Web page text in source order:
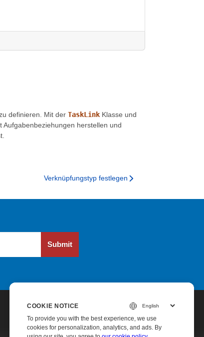
definieren. Mit der TaskLink Klasse und
Aufgabenbeziehungen herstellen und
Verknüpfungstyp festlegen
Submit
COOKIE NOTICE
To provide you with the best experience, we use
cookies for personalization, analytics, and ads. By